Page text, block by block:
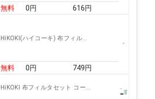
無料 0円 616円
HiKOKI(ハイコーキ) 布フィル...
無料 0円 749円
HiKOKI 布フィルタセット コー...